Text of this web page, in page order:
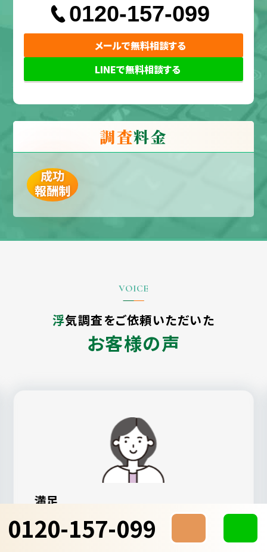
0120-157-099
0120-157-099
メールで無料相談する
LINEで無料相談する
調査料金
成功
報酬制
浮気調査をご依頼いただいた
お客様の声
満足
ALG探偵社が一番親身になってもらえた